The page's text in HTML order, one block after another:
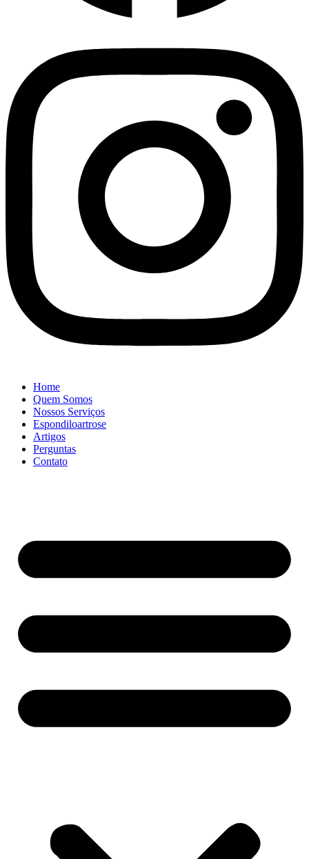
Home
Quem Somos
Nossos Serviços
Espondiloartrose
Artigos
Perguntas
Contato